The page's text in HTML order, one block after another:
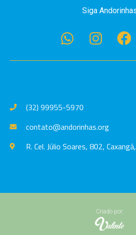
Siga
(32) 99955-5970
contato@andorinhas.org
R. Cel. Júlio Soares, 802,
Criado por: